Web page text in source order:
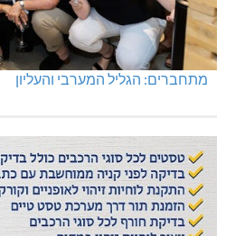
מתחברים: הגליל המערבי והעליון